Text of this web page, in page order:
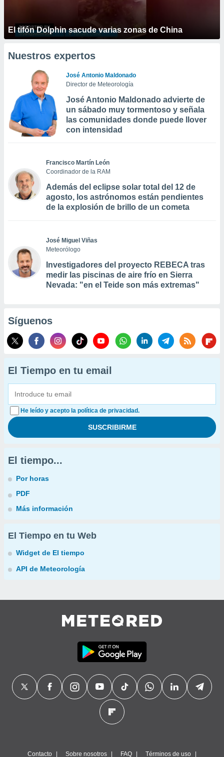
El tifón Dolphin sacude varias zonas de China
Nuestros expertos
José Antonio Maldonado
Director de Meteorología
José Antonio Maldonado advierte de
un sábado muy tormentoso y señala
las comunidades donde puede llover
con intensidad
Francisco Martín León
Coordinador de la RAM
Además del eclipse solar total del 12 de
agosto, los astrónomos están pendientes
de la explosión de brillo de un cometa
José Miguel Viñas
Meteorólogo
Investigadores del proyecto REBECA tras
medir las piscinas de aire frío en Sierra
Nevada: "en el Teide son más extremas"
Síguenos
El Tiempo en tu email
He leído y acepto la política de privacidad.
El tiempo...
Por horas
PDF
Más información
El Tiempo en tu Web
Widget de El tiempo
API de Meteorología
Contacto Sobre nosotros FAQ Términos de uso